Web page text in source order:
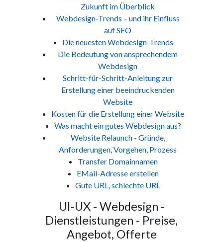
Zukunft im Überblick
Webdesign-Trends – und ihr Einfluss
auf SEO
Die neuesten Webdesign-Trends
Die Bedeutung von ansprechendem
Webdesign
Schritt-für-Schritt-Anleitung zur
Erstellung einer beeindruckenden
Website
Kosten für die Erstellung einer Website
Was macht ein gutes Webdesign aus?
Website Relaunch - Gründe,
Anforderungen, Vorgehen, Prozess
Transfer Domainnamen
EMail-Adresse erstellen
Gute URL, schlechte URL
UI-UX - Webdesign -
Dienstleistungen - Preise,
Angebot, Offerte